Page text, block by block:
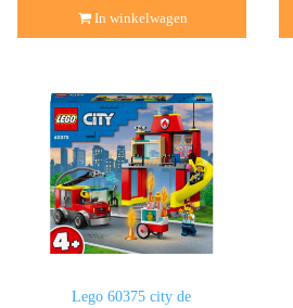
In winkelwagen
Lego 60375 city de